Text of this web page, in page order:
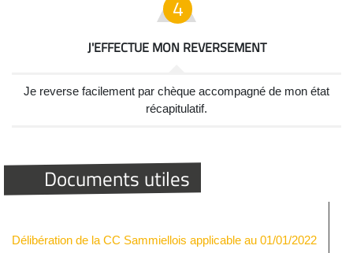
J'EFFECTUE MON REVERSEMENT
Je reverse facilement par chèque accompagné de mon état
récapitulatif.
Documents utiles
Délibération de la CC Sammiellois applicable au 01/01/2022